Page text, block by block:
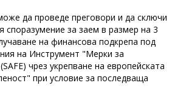
да проведе преговори и да сключи
споразумение за заем в размер на 3
на финансова подкрепа под
на Инструмент "Мерки за
чрез укрепване на европейската
при условие за последваща